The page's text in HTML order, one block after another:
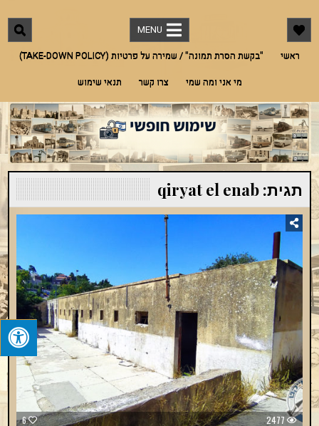
content
"שימוש חופשי"
מאגר תמונות חינמי לתמונות מארץ ישראל אך לא רק. אדריכלות, היסטוריה, מורשת,
בעלי חיים, טבע ועוד
MENU
ראשי
"בקשת הסרת תמונה" / שמירה על פרטיות (TAKE-DOWN POLICY)
מי אני ומה שמי
צרו קשר תנאי שימוש
תגית:qiryat el enab
6 2477